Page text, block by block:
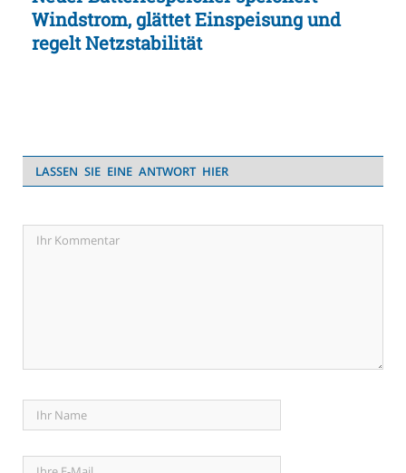
Windstrom, glättet Einspeisung und
regelt Netzstabilität
LASSEN SIE EINE ANTWORT HIER